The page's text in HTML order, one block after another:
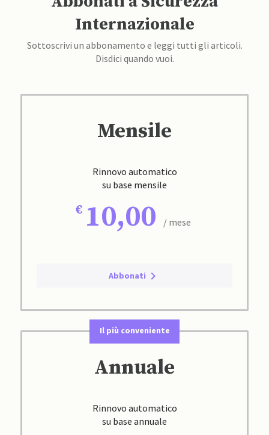
Internazionale
Sottoscrivi un abbonamento e leggi tutti gli articoli.
Disdici quando vuoi.
Mensile
Rinnovo automatico
su base mensile
10,00 / mese
Abbonati
Il più conveniente
Annuale
Rinnovo automatico
su base annuale